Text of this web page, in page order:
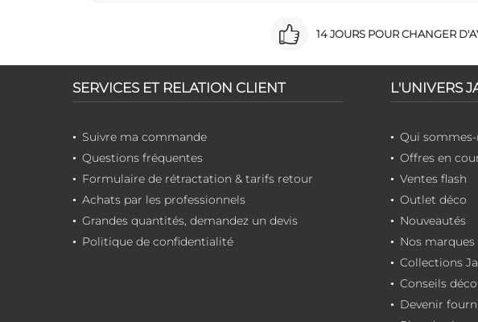
14 JOURS POUR CHANGER
SERVICES ET RELATION CLIENT
Suivre ma commande
Questions fréquentes
Formulaire de rétractation & tarifs retour
Achats par les professionnels
Grandes quantités, demandez un devis
Politique de confidentialité
L'UNIVERS
Qui
Offres en
Ventes flash
Outlet déco
Nouveautés
Nos marques
Collections
Conseils
Devenir